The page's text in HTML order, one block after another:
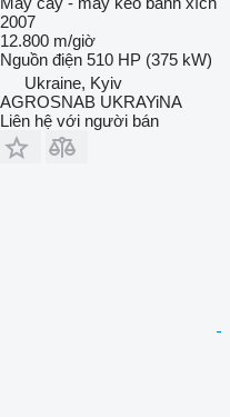
2007
12.800 m/giờ
Nguồn điện 510 HP (375 kW)
Ukraine, Kyiv
AGROSNAB UKRAYiNA
Liên hệ với người bán